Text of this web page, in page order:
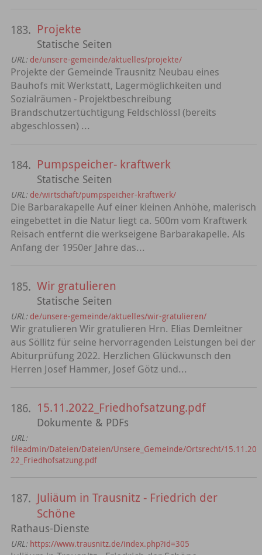
183. Projekte
Statische Seiten
URL: de/unsere-gemeinde/aktuelles/projekte/
Projekte der Gemeinde Trausnitz Neubau eines
Bauhofs mit Werkstatt, Lagermöglichkeiten und
Sozialräumen - Projektbeschreibung
Brandschutzertüchtigung Feldschlössl (bereits
abgeschlossen) ...
184. Pumpspeicher- kraftwerk
Statische Seiten
URL: de/wirtschaft/pumpspeicher-kraftwerk/
Die Barbarakapelle Auf einer kleinen Anhöhe, malerisch
eingebettet in die Natur liegt ca. 500m vom Kraftwerk
Reisach entfernt die werkseigene Barbarakapelle. Als
Anfang der 1950er Jahre das...
185. Wir gratulieren
Statische Seiten
URL: de/unsere-gemeinde/aktuelles/wir-gratulieren/
Wir gratulieren Wir gratulieren Hrn. Elias Demleitner
aus Söllitz für seine hervorragenden Leistungen bei der
Abiturprüfung 2022. Herzlichen Glückwunsch den
Herren Josef Hammer, Josef Götz und...
186. 15.11.2022_Friedhofsatzung.pdf
Dokumente & PDFs
URL:
fileadmin/Dateien/Dateien/Unsere_Gemeinde/Ortsrecht/15.11.20
22_Friedhofsatzung.pdf
187. Juliäum in Trausnitz - Friedrich der
Schöne
Rathaus-Dienste
URL: https://www.trausnitz.de/index.php?id=305